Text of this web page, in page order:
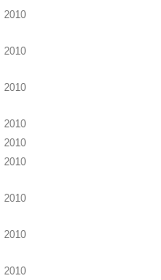
2010
2010
2010
2010
2010
2010
2010
2010
2010